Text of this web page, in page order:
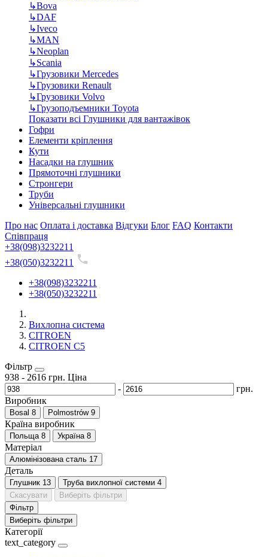
↳Bova
↳DAF
↳Iveco
↳MAN
↳Neoplan
↳Scania
↳Грузовики Mercedes
↳Грузовики Renault
↳Грузовики Volvo
↳Грузоподъемники Toyota
Показати всі Глушники для вантажівок
Гофри
Елементи кріплення
Кути
Насадки на глушник
Прямоточні глушники
Стронгери
Труби
Універсальні глушники
Про нас Оплата і доставка Відгуки Блог FAQ Контакти
Співпраця
+38(098)3232211
+38(050)3232211
+38(098)3232211
+38(050)3232211
Вихлопна система
CITROEN
CITROEN C5
Фільтр
938 - 2616 грн. Ціна
-
грн.
Виробник
Bosal 8 Polmostrów 9
Країна виробник
Польща 8 Україна 8
Матеріал
Алюмінізована сталь 17
Деталь
Глушник 13 Труба вихлопної системи 4
Скасувати
Виберіть фільтри
Фільтр
Виберіть фільтри
Категорії
text_category